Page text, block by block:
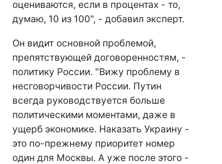
оцениваются, если в процентах - то,
думаю, 10 из 100", - добавил эксперт.
Он видит основной проблемой,
препятствующей договоренностям, -
политику России. "Вижу проблему в
несговорчивости России. Путин
всегда руководствуется больше
политическими моментами, даже в
ущерб экономике. Наказать Украину -
это по-прежнему приоритет номер
один для Москвы. А уже после этого -